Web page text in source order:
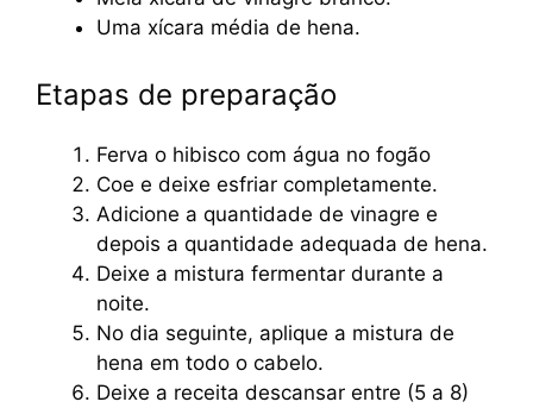
Uma xícara média de hena.
Etapas de preparação
Ferva o hibisco com água no fogão
Coe e deixe esfriar completamente.
Adicione a quantidade de vinagre e
depois a quantidade adequada de hena.
Deixe a mistura fermentar durante a
noite.
No dia seguinte, aplique a mistura de
hena em todo o cabelo.
Deixe a receita descansar entre (5 a 8)